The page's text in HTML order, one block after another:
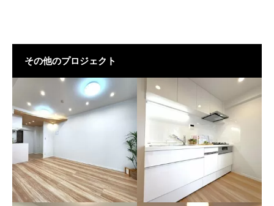
その他のプロジェクト